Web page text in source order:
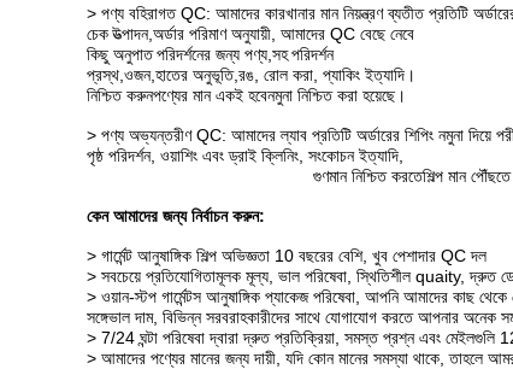
> পণ্য বহিরাগত QC: আমাদের কারখানার মান নিয়ন্ত্রণ ব্যতীত প্রতিটি
চেকউত্পাদন,অর্ডার পরিমাণ অনুযায়ী, আমাদের QC বেছে নেবে
কিছু অনুপাতপরিদর্শনের জন্য পণ্য, সহপরিদর্শন
প্রস্থ ওজন,হাতের অনুভূতি,রঙ, রোল করা, প্যাকিং ইত্যাদি।
নিশ্চিত করুনপণ্যের মান একই হবেনমুনা নিশ্চিত করা হয়েছে।
> পণ্য অভ্যন্তরীণ QC: আমাদের ল্যাব প্রতিটি অর্ডারের শিপিং নমুনা দিয়ে
পৃষ্ঠ পরিদর্শন, ওয়াশিং এবং ড্রাই ক্লিনিং, সংকোচন ইত্যাদি,
গুণমান নিশ্চিত করতেশিল্প মান পৌঁছতে
কেন আমাদের জন্য নির্বাচন করুন:
> গার্মেন্ট আনুষাঙ্গিক শিল্প অভিজ্ঞতা 10 বছরের বেশি, খুব পেশাদার QC দল
> সবচেয়ে প্রতিযোগিতামূলক মূল্য, ভাল পরিষেবা, স্থিতিশীল quaity, দ্রুত
> ওয়ান-স্টপ গার্মেন্টস আনুষাঙ্গিক প্যাকেজ পরিষেবা, আপনি আমাদের কাছ থেকে
সঙ্গেভাল দাম, বিভিন্ন সরবরাহকারীদের সাথে যোগাযোগ করতে আপনার অনেক
> 7/24 ঘন্টা পরিষেবা দ্বারা দ্রুত প্রতিক্রিয়া, সমস্ত প্রশ্ন এবং মেইলগুলি
> আমাদের পণ্যের মানের জন্য দায়ী, যদি কোন মানের সমস্যা থাকে, তাহলে